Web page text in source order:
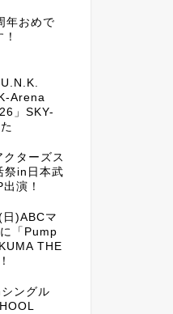
年おめで
Arena
」SKY-
ターズス
祭in日本武
演！
)ABCマ
「Pump
THE
ングル